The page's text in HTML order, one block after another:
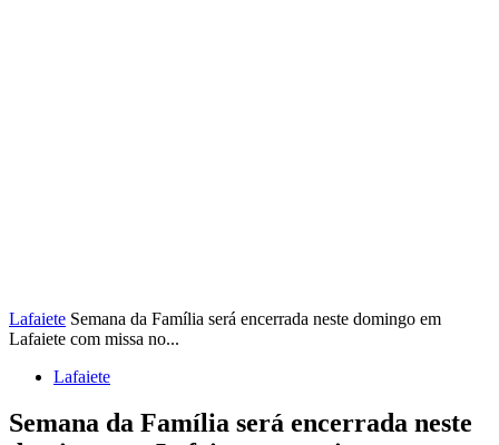
Lafaiete Semana da Família será encerrada neste domingo em
Lafaiete com missa no...
Lafaiete
Semana da Família será encerrada neste